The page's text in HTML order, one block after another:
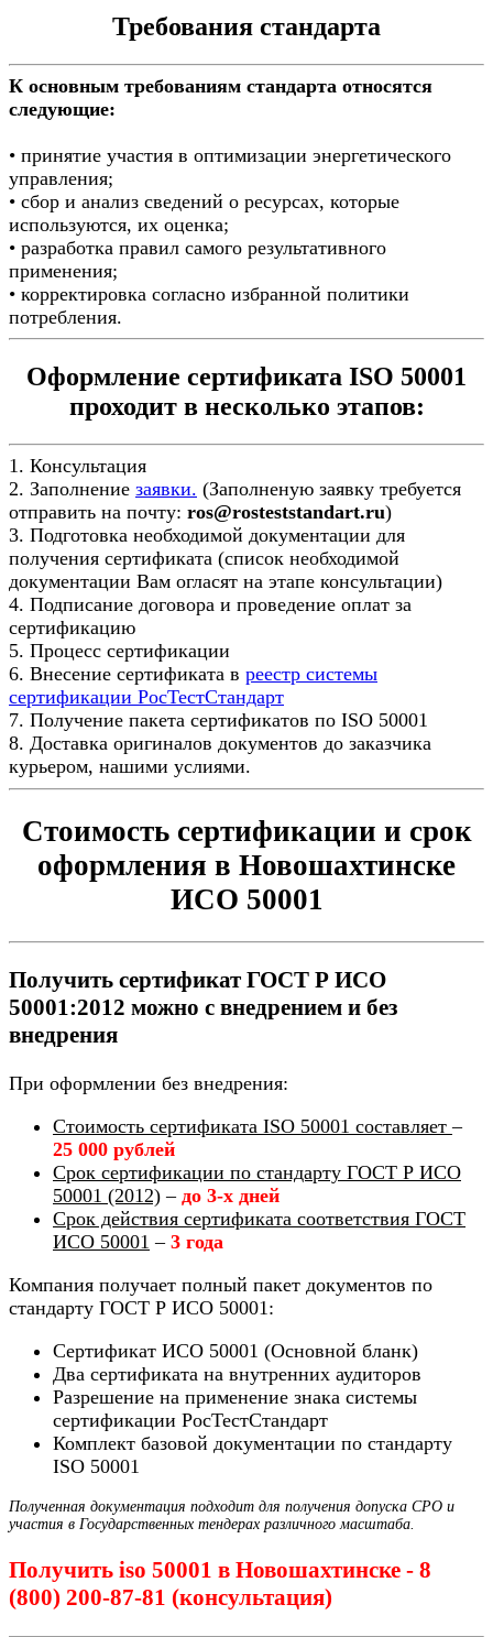
Требования стандарта
К основным требованиям стандарта относятся
следующие:
• принятие участия в оптимизации энергетического
управления;
• сбор и анализ сведений о ресурсах, которые
используются, их оценка;
• разработка правил самого результативного
применения;
• корректировка согласно избранной политики
потребления.
Оформление сертификата ISO 50001
проходит в несколько этапов:
1. Консультация
2. Заполнение заявки. (Заполненую заявку требуется
отправить на почту: ros@rosteststandart.ru)
3. Подготовка необходимой документации для
получения сертификата (список необходимой
документации Вам огласят на этапе консультации)
4. Подписание договора и проведение оплат за
сертификацию
5. Процесс сертификации
6. Внесение сертификата в реестр системы
сертификации РосТестСтандарт
7. Получение пакета сертификатов по ISO 50001
8. Доставка оригиналов документов до заказчика
курьером, нашими услиями.
Стоимость сертификации и срок
оформления в Новошахтинске
ИСО 50001
Получить сертификат ГОСТ Р ИСО
50001:2012 можно с внедрением и без
внедрения
При оформлении без внедрения:
Стоимость сертификата ISO 50001 составляет–
25 000 рублей
Срок сертификации по стандарту ГОСТ Р ИСО
50001 (2012) – до 3-х дней
Срок действия сертификата соответствия ГОСТ
ИСО 50001 – 3 года
Компания получает полный пакет документов по
стандарту ГОСТ Р ИСО 50001:
Сертификат ИСО 50001 (Основной бланк)
Два сертификата на внутренних аудиторов
Разрешение на применение знака системы
сертификации РосТестСтандарт
Комплект базовой документации по стандарту
ISO 50001
Полученная документация подходит для получения допуска СРО и
участия в Государственных тендерах различного масштаба.
Получить iso 50001 в Новошахтинске - 8
(800) 200-87-81 (консультация)